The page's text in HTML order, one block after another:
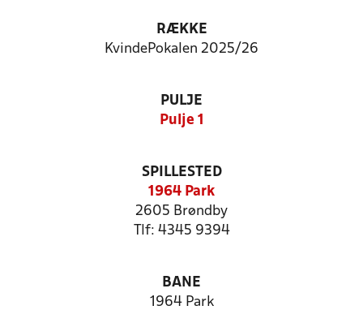
RÆKKE
KvindePokalen 2025/26
PULJE
Pulje 1
SPILLESTED
1964 Park
2605 Brøndby
Tlf: 4345 9394
BANE
1964 Park